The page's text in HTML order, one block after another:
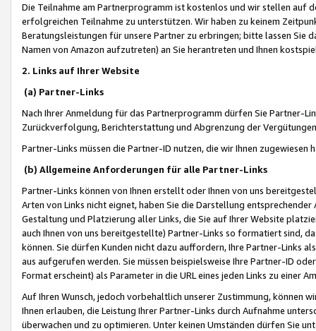
Die Teilnahme am Partnerprogramm ist kostenlos und wir stellen auf
erfolgreichen Teilnahme zu unterstützen. Wir haben zu keinem
Beratungsleistungen für unsere Partner zu erbringen; bitte lassen Sie
Namen von Amazon aufzutreten) an Sie herantreten und Ihnen
2. Links auf Ihrer Website
(a) Partner-Links
Nach Ihrer Anmeldung für das Partnerprogramm dürfen Sie Partner-
Zurückverfolgung, Berichterstattung und Abgrenzung der
Partner-Links müssen die Partner-ID nutzen, die wir Ihnen zugewiesen
(b) Allgemeine Anforderungen für alle Partner-Links
Partner-Links können von Ihnen erstellt oder Ihnen von uns
Arten von Links nicht eignet, haben Sie die Darstellung
Gestaltung und Platzierung aller Links, die Sie auf Ihrer Website
auch Ihnen von uns bereitgestellte) Partner-Links so formatiert sind,
können. Sie dürfen Kunden nicht dazu auffordern, Ihre Partner-Links
aus aufgerufen werden. Sie müssen beispielsweise Ihre Partner-ID
Format erscheint) als Parameter in die URL eines jeden Links zu einer
Auf Ihren Wunsch, jedoch vorbehaltlich unserer Zustimmung, können
Ihnen erlauben, die Leistung Ihrer Partner-Links durch Aufnahme
überwachen und zu optimieren. Unter keinen Umständen dürfen Sie